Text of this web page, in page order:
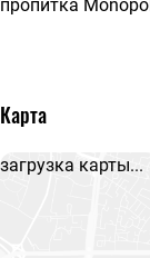
пропитка
Карта
загрузка карты...